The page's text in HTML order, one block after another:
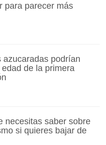
para parecer más
azucaradas podrían
de la primera
necesitas saber sobre
si quieres bajar de